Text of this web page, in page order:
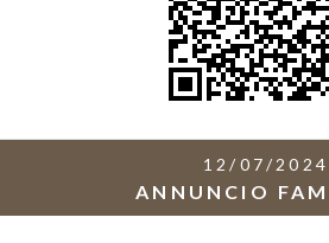
12/07/2024
ANNUNCIO